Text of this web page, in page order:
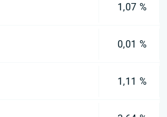
1,07 %
0,01 %
1,11 %